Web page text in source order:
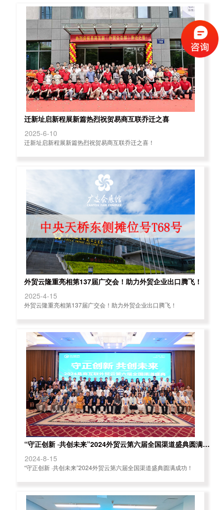
迁新址启新程展新篇热烈祝贺易商互联乔迁之喜
2025-6-10
迁新址启新程展新篇热烈祝贺易商互联乔迁之喜！
外贸云隆重亮相第137届广交会！助力外贸企业出口腾飞！
2025-4-15
外贸云隆重亮相第137届广交会！助力外贸企业出口腾飞！
“守正创新 ·共创未来”2024外贸云第六届全国渠道盛典圆满成功！
2024-8-15
“守正创新 ·共创未来”2024外贸云第六届全国渠道盛典圆满成功！